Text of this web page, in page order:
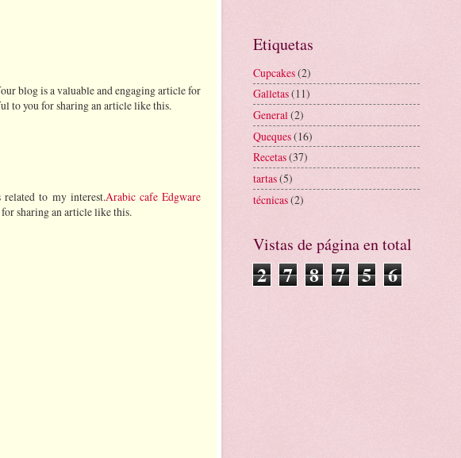
blog is a valuable and engaging article for
to you for sharing an article like this.
to my interest.Arabic cafe Edgware
sharing an article like this.
Etiquetas
Cupcakes(2)
Galletas(11)
General(2)
Queques(16)
Recetas(37)
tartas(5)
técnicas(2)
Vistas de página en total
2 7 8 7 5 6